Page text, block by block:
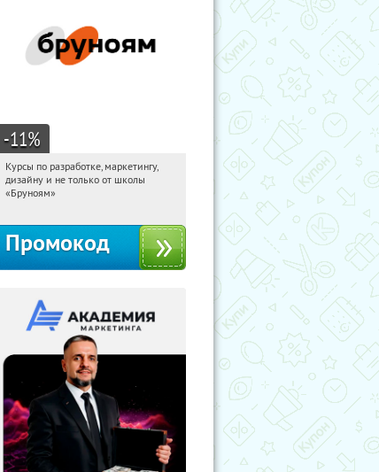
-11%
21:52:20
Получи первым!
Россия
Курсы по разработке, маркетингу,
дизайну и не только от школы
«Бруноям»
Промокод